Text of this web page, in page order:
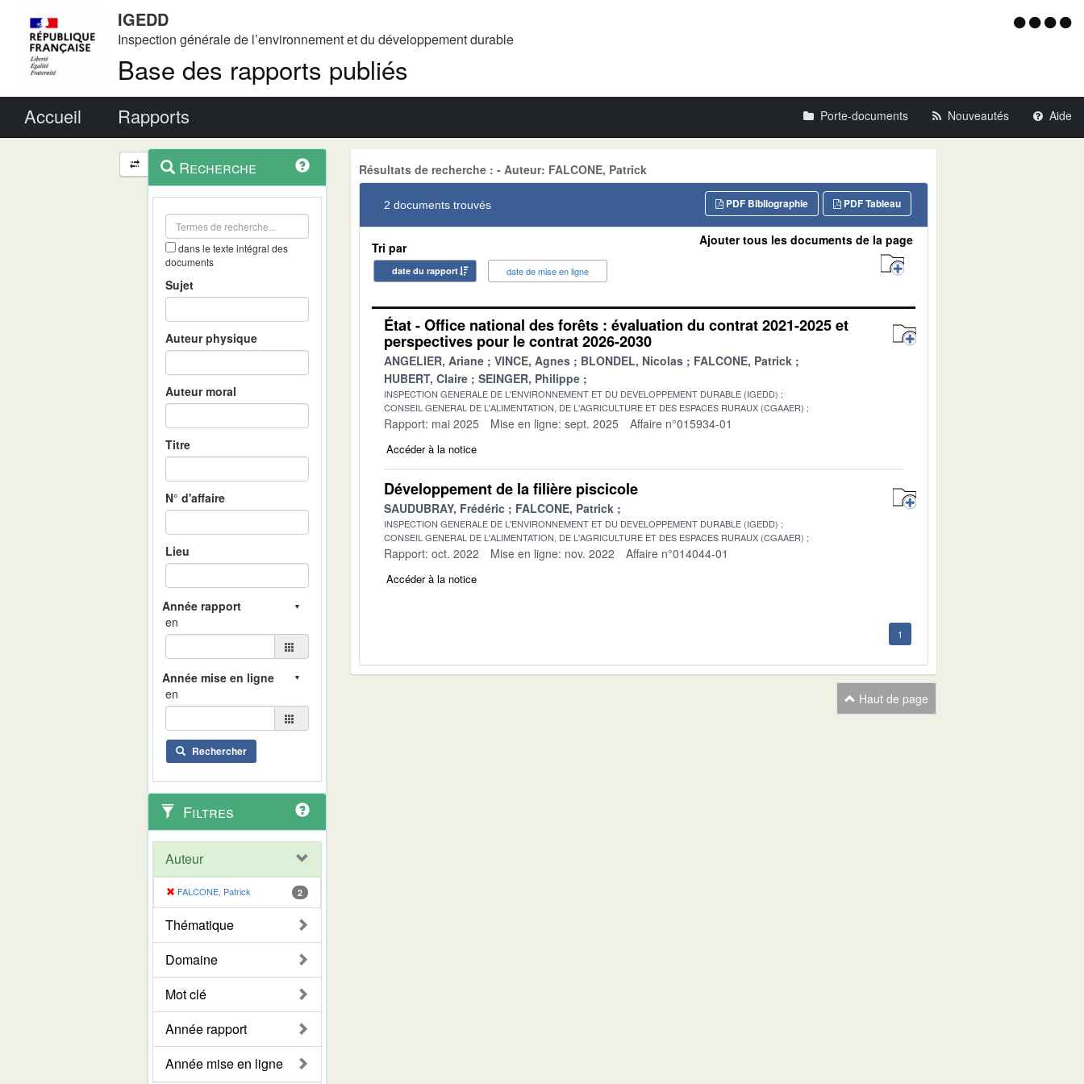
IGEDD
Inspection générale de l’environnement et du développement durable
Base des rapports publiés
Menu
Accueil Rapports Porte-documents Nouveautés Aide
Navigation
et
outils
contextuel
Recherche
dans le texte intégral des
documents
Sujet
Auteur physique
Auteur moral
Titre
N° d'affaire
Lieu
en
en
Rechercher
Filtres
Auteur
FALCONE, Patrick 2
Thématique
Domaine
Mot clé
Année rapport
Année mise en ligne
Résultats de recherche : - Auteur: FALCONE, Patrick
2 documents trouvés PDF Tableau
PDF Bibliographie
Tri par
date du rapport date de mise en ligne
Ajouter tous les documents de la page
État - Office national des forêts : évaluation du contrat 2021-2025 et
perspectives pour le contrat 2026-2030
ANGELIER, Ariane VINCE, Agnes BLONDEL, Nicolas
FALCONE, Patrick
HUBERT, Claire
SEINGER, Philippe
INSPECTION GENERALE DE L'ENVIRONNEMENT ET DU DEVELOPPEMENT DURABLE (IGEDD)
CONSEIL GENERAL DE L'ALIMENTATION, DE L'AGRICULTURE ET DES ESPACES RURAUX (CGAAER)
Rapport: mai 2025 Mise en ligne: sept. 2025 Affaire n°015934-01
Accéder à la notice
Développement de la filière piscicole
SAUDUBRAY, Frédéric FALCONE, Patrick
INSPECTION GENERALE DE L'ENVIRONNEMENT ET DU DEVELOPPEMENT DURABLE (IGEDD)
CONSEIL GENERAL DE L'ALIMENTATION, DE L'AGRICULTURE ET DES ESPACES RURAUX (CGAAER)
Rapport: oct. 2022 Mise en ligne: nov. 2022 Affaire n°014044-01
Accéder à la notice
1
Haut de page